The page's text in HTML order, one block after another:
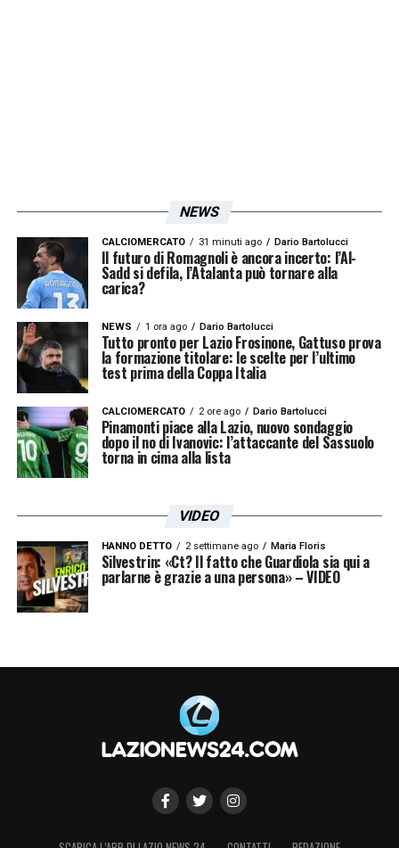
NEWS
CALCIOMERCATO 31 minuti ago Dario Bartolucci
Il futuro di Romagnoli è ancora incerto: l’Al-
Sadd si defila, l’Atalanta può tornare alla
carica?
NEWS 1 ora ago Dario Bartolucci
Tutto pronto per Lazio Frosinone, Gattuso prova
la formazione titolare: le scelte per l’ultimo
test prima della Coppa Italia
CALCIOMERCATO 2 ore ago Dario Bartolucci
Pinamonti piace alla Lazio, nuovo sondaggio
dopo il no di Ivanovic: l’attaccante del Sassuolo
torna in cima alla lista
VIDEO
HANNO DETTO 2 settimane ago Maria Floris
Silvestrin: «Ct? Il fatto che Guardiola sia qui a
parlarne è grazie a una persona» – VIDEO